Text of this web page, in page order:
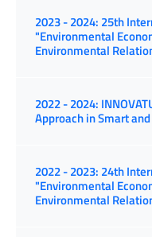
2023 - 2024: 25th
"Environmental
Environmental
2022 - 2024:
Approach in Smart
2022 - 2023: 24th
"Environmental
Environmental